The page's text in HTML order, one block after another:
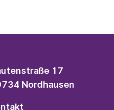
17
Nordhausen